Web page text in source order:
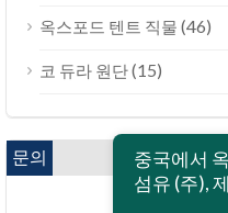
옥스포드 텐트 직물 (46)
코 듀라 원단(15)
문의
중국에서
섬유 (주),